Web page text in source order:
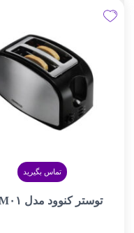
تماس بگیرید
توستر کنوود مدل TCM۰۱